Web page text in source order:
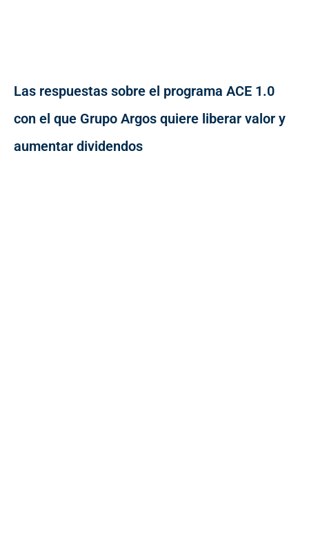
Las respuestas sobre el programa ACE 1.0
con el que Grupo Argos quiere liberar valor y
aumentar dividendos